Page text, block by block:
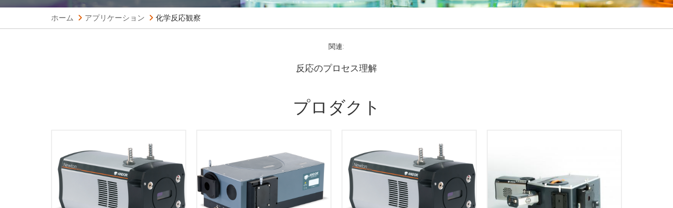
ホーム アプリケーション 化学反応観察
関連:
反応のプロセス理解
プロダクト
-100°C 電子冷却に加え16 x 16 µm画
素サイズの1600 x 400ピクセルの最
高感度EMCCD分光用検出器を提供し
ます。プラグアンドプレイUSBイン
タフェースにより最大3MHzまで読み
光学設計がベースになっています。
最適化された光学設計は、マルチト
ラック分光向けに優れた性能を提供
します。Shamrock 500iは、ユーザ
のセットアップでシームレスな統合
Newton 970は、分光アプリケーショ
ンに無類のEMCCD性能を提供しま
す。電子冷却で-100°C 、16µmのピ
クセルサイズで1600 x 200アレイ
で、暗電流を最小に抑え唯一無二の
物理・生命科学向けのインテリジェ
ントなマルチモーダル分光プラット
フォーム